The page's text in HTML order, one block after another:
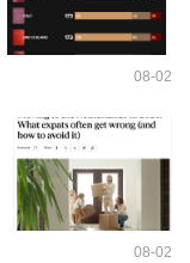
08-02
08-02